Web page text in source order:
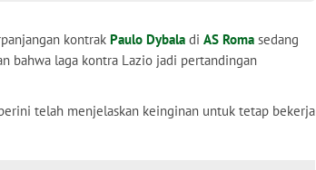
kontrak Paulo Dybala di AS Roma sedang
bahwa laga kontra Lazio jadi pertandingan
telah menjelaskan keinginan untuk tetap bekerja